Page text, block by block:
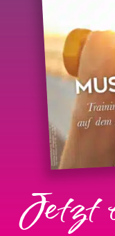
Jetzt